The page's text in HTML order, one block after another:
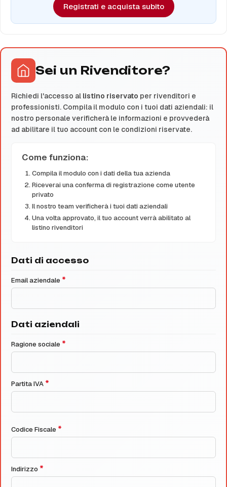
Registrati e acquista subito
Sei un Rivenditore?
Richiedi l'accesso al listino riservato per rivenditori e
professionisti. Compila il modulo con i tuoi dati aziendali: il
nostro personale verificherà le informazioni e provvederà
ad abilitare il tuo account con le condizioni riservate.
Come funziona:
Compila il modulo con i dati della tua azienda
Riceverai una conferma di registrazione come utente
privato
Il nostro team verificherà i tuoi dati aziendali
Una volta approvato, il tuo account verrà abilitato al
listino rivenditori
Dati di accesso
Email aziendale *
Dati aziendali
Ragione sociale *
Partita IVA *
Codice Fiscale *
Indirizzo *